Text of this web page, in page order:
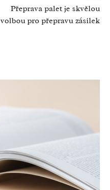
Přeprava palet je skvělou
volbou pro přepravu zásilek